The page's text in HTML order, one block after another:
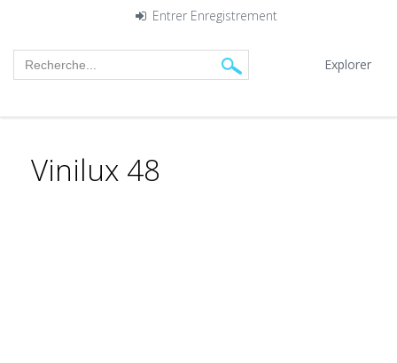
Entrer Enregistrement
Explorer
Vinilux 48